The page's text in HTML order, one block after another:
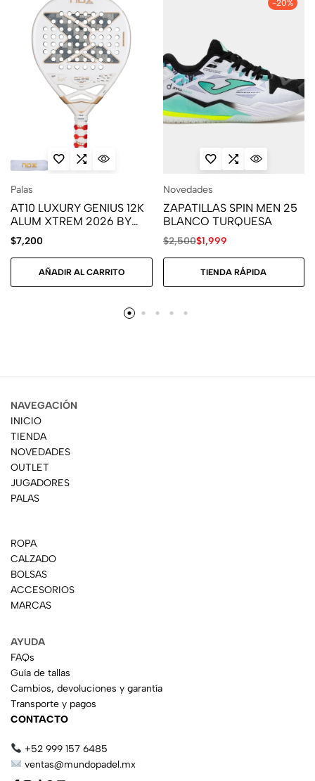
Palas
AT10 LUXURY GENIUS 12K
ALUM XTREM 2026 BY
AGUSTÍN TAPIA
$7,200
AÑADIR AL CARRITO
-20%
Novedades
ZAPATILLAS SPIN MEN 25
BLANCO TURQUESA
$2,500$1,999
TIENDA RÁPIDA
NAVEGACIÓN
INICIO
TIENDA
NOVEDADES
OUTLET
JUGADORES
PALAS
ROPA
CALZADO
BOLSAS
ACCESORIOS
MARCAS
AYUDA
FAQs
Guía de tallas
Cambios, devoluciones y garantía
Transporte y pagos
CONTACTO
+52 999 157 6485
ventas@mundopadel.mx